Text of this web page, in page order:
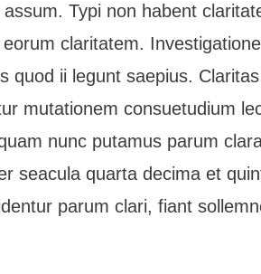
Typi non habent
claritatem.
quod ii legunt saepius.
mutationem consuetudium
nunc putamus parum
seacula quarta decima et
parum clari, fiant